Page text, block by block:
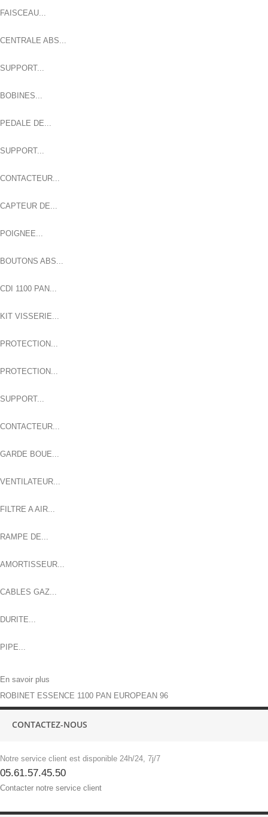
FAISCEAU...
CENTRALE ABS...
SUPPORT...
BOBINES...
PEDALE DE...
SUPPORT...
CONTACTEUR...
CAPTEUR DE...
POIGNEE...
BOUTONS ABS...
CDI 1100 PAN...
KIT VISSERIE...
PROTECTION...
PROTECTION...
SUPPORT...
CONTACTEUR...
GARDE BOUE...
VENTILATEUR...
FILTRE A AIR...
RAMPE DE...
AMORTISSEUR...
CABLES GAZ...
DURITE...
PIPE...
En savoir plus
ROBINET ESSENCE 1100 PAN EUROPEAN 96
CONTACTEZ-NOUS
Notre service client est disponible 24h/24, 7j/7
05.61.57.45.50
Contacter notre service client